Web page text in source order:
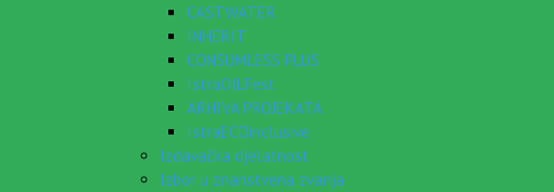
CASTWATER
INHERIT
CONSUMLESS PLUS
IstraOILFest
ARHIVA PROJEKATA
IstraECOinclusive
Izdavačka djelatnost
Izbor u znanstvena zvanja